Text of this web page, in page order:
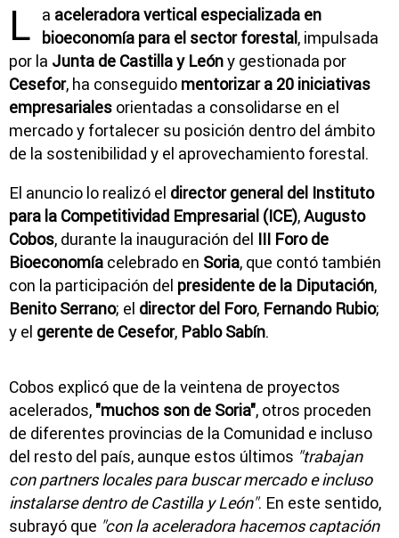
L a aceleradora vertical especializada en
bioeconomía para el sector forestal, impulsada
por la Junta de Castilla y Leóny gestionada por
Cesefor, ha conseguido mentorizar a 20 iniciativas
empresariales orientadas a consolidarse en el
mercado y fortalecer su posición dentro del ámbito
de la sostenibilidad y el aprovechamiento forestal.
El anuncio lo realizó el director general del Instituto
para la Competitividad Empresarial (ICE),Augusto
Cobos, durante la inauguración del III Foro de
Bioeconomía celebrado en Soria, que contó también
con la participación del presidente de la Diputación,
Benito Serrano; el director del Foro, Fernando Rubio;
y el gerente de Cesefor, Pablo Sabín.
Cobos explicó que de la veintena de proyectos
acelerados, "muchos son de Soria", otros proceden
de diferentes provincias de la Comunidad e incluso
del resto del país, aunque estos últimos "trabajan
con partners locales para buscar mercado e incluso
instalarse dentro de Castilla y León". En este sentido,
subrayó que "con la aceleradora hacemos captación